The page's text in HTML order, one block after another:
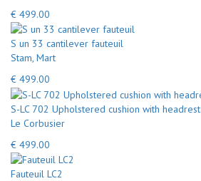
€ 499.00
S un 33 cantilever fauteuil
Stam, Mart
€ 499.00
S-LC 702 Upholstered cushion with headrest
Le Corbusier
€ 499.00
Fauteuil LC2